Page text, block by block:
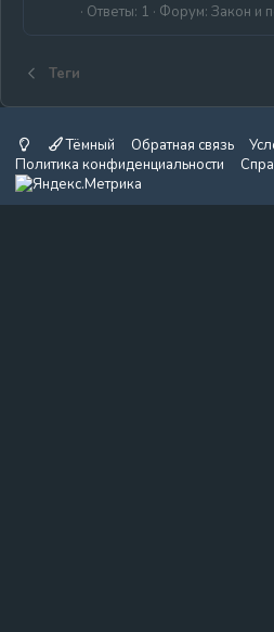
Ответы: 1 Форум: Закон и
Теги
Тёмный Обратная связь
Политика конфиденциальности